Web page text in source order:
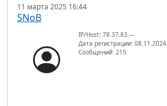
11 марта 2025 16:44
SNoB
IP/Host: 78.37.83.---
Дата регистрации: 08.11.2024
Сообщений: 215